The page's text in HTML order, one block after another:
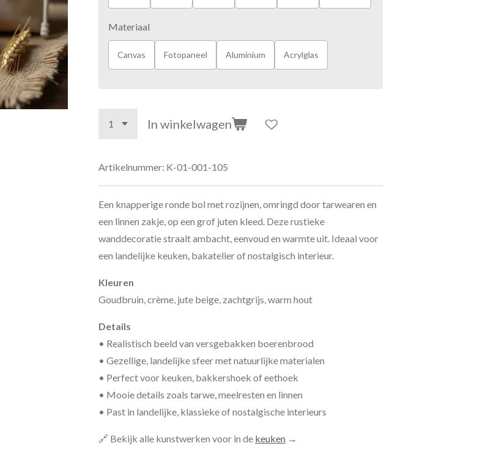
Materiaal
Canvas Fotopaneel Aluminium Acrylglas
In winkelwagen
Artikelnummer: K-01-001-105
Een knapperige ronde bol met rozijnen, omringd door tarwearen en
een linnen zakje, op een grof juten kleed. Deze rustieke
wanddecoratie straalt ambacht, eenvoud en warmte uit. Ideaal voor
een landelijke keuken, bakatelier of nostalgisch interieur.
Kleuren
Goudbruin, crème, jute beige, zachtgrijs, warm hout
Details
• Realistisch beeld van versgebakken boerenbrood
• Gezellige, landelijke sfeer met natuurlijke materialen
• Perfect voor keuken, bakkershoek of eethoek
• Mooie details zoals tarwe, meelresten en linnen
• Past in landelijke, klassieke of nostalgische interieurs
🔗 Bekijk alle kunstwerken voor in de keuken →